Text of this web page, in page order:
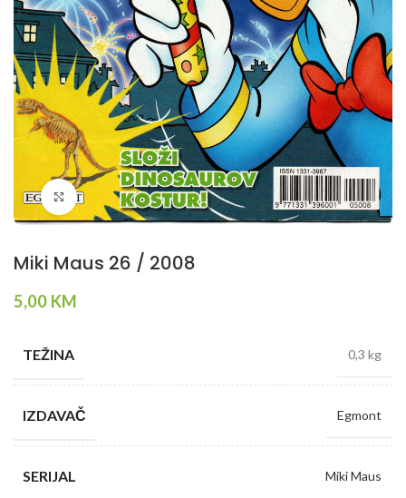
Klikni da povečaš
Miki Maus 26 / 2008
5,00 KM
TEŽINA 0,3 kg
IZDAVAČ Egmont
SERIJAL Miki Maus